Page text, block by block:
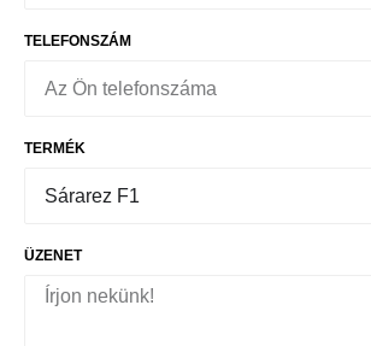
TELEFONSZÁM
TERMÉK
ÜZENET